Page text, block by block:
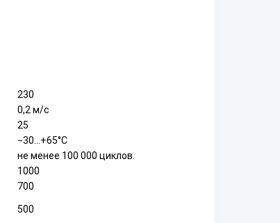
230
0,2 м/с
25
−30...+65°С
не менее 100 000 циклов.
1000
700
500